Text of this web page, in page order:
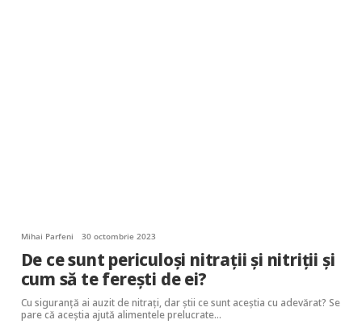
Mihai Parfeni 30 octombrie 2023
De ce sunt periculoși nitrații și nitriții și
cum să te ferești de ei?
Cu siguranță ai auzit de nitrați, dar știi ce sunt aceștia cu adevărat? Se
pare că aceștia ajută alimentele prelucrate…